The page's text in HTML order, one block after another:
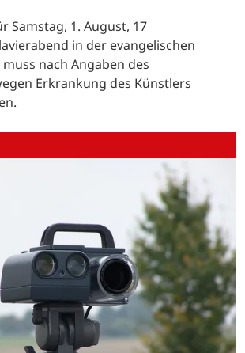
Samstag, 1. August, 17
in der evangelischen
nach Angaben des
Erkrankung des Künstlers